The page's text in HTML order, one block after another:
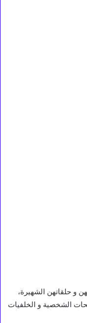
و حلقاتهن الشهيرة،
الشخصية و الخلفيات